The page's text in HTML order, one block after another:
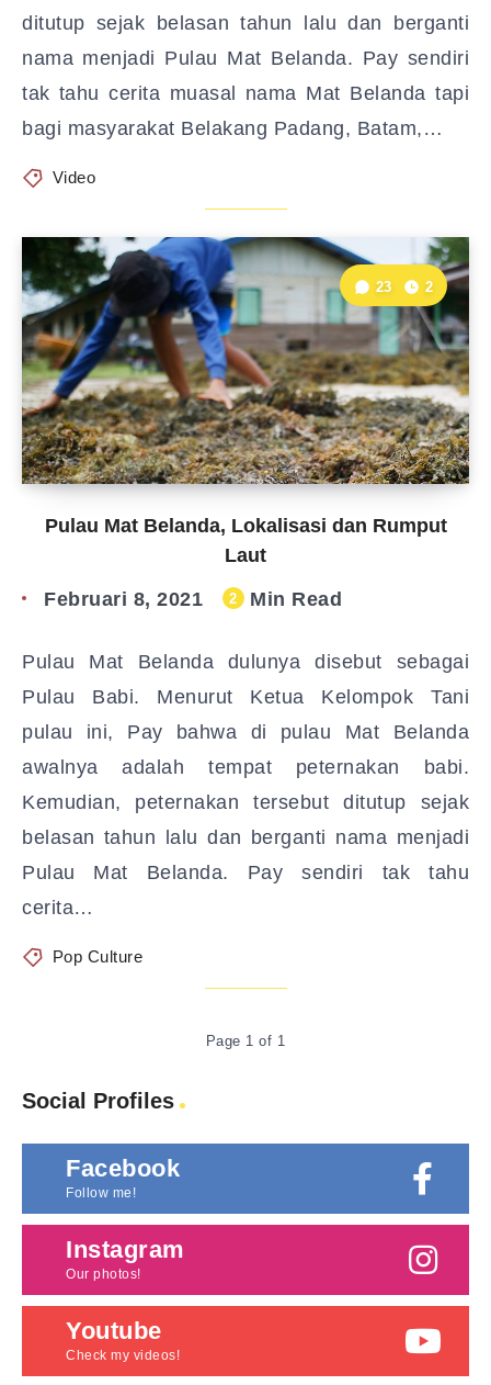
ditutup sejak belasan tahun lalu dan berganti
nama menjadi Pulau Mat Belanda. Pay sendiri
tak tahu cerita muasal nama Mat Belanda tapi
bagi masyarakat Belakang Padang, Batam,…
Video
Pulau Mat Belanda, Lokalisasi dan Rumput
Laut
23 2
Februari 8, 2021 2 Min Read
Pulau Mat Belanda dulunya disebut sebagai
Pulau Babi. Menurut Ketua Kelompok Tani
pulau ini, Pay bahwa di pulau Mat Belanda
awalnya adalah tempat peternakan babi.
Kemudian, peternakan tersebut ditutup sejak
belasan tahun lalu dan berganti nama menjadi
Pulau Mat Belanda. Pay sendiri tak tahu
cerita…
Pop Culture
Page 1 of 1
Social Profiles
Facebook
Follow me!
Instagram
Our photos!
Youtube
Check my videos!